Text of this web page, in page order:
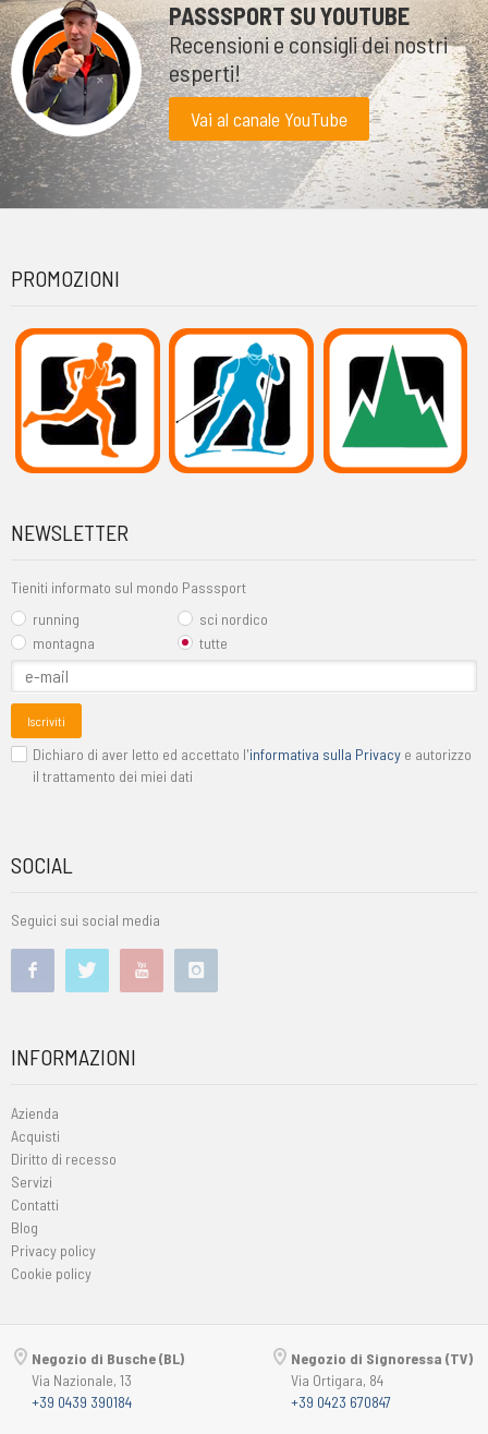
PASSSPORT SU YOUTUBE
Recensioni e consigli dei nostri
esperti!
Vai al canale YouTube
PROMOZIONI
NEWSLETTER
Tieniti informato sul mondo Passsport
running
sci nordico
montagna
tutte
Iscriviti
Dichiaro di aver letto ed accettato l'informativa sulla Privacy e autorizzo
il trattamento dei miei dati
SOCIAL
Seguici sui social media
INFORMAZIONI
Azienda
Acquisti
Diritto di recesso
Servizi
Contatti
Blog
Privacy policy
Cookie policy
Negozio di Busche (BL)
Via Nazionale, 13
+39 0439 390184
Negozio di Signoressa (TV)
Via Ortigara, 84
+39 0423 670847